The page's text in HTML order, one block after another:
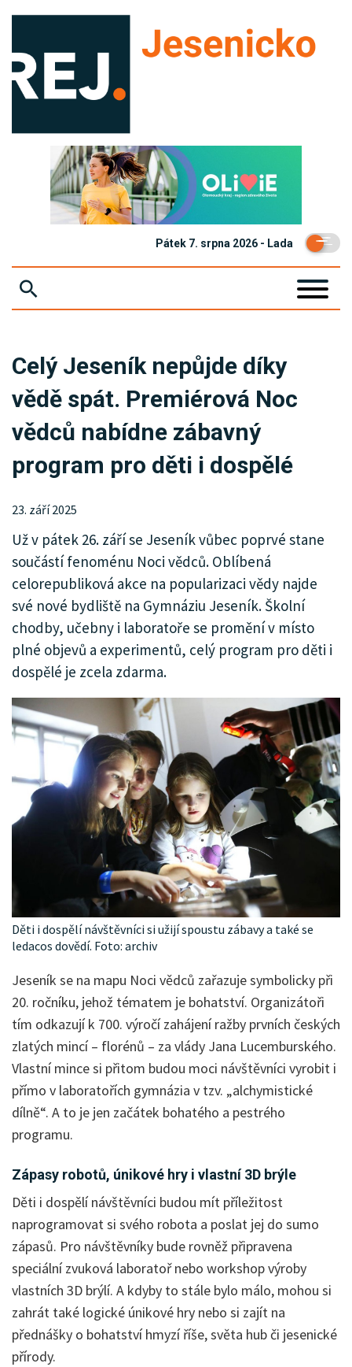
Pátek 7. srpna 2026 - Lada
KRIMI
SPORT
KULTURA
SPOLEČNOST
MENU
INZERCE
Celý Jeseník nepůjde díky
vědě spát. Premiérová Noc
vědců nabídne zábavný
program pro děti i dospělé
23. září 2025
Už v pátek 26. září se Jeseník vůbec poprvé stane
součástí fenoménu Noci vědců. Oblíbená
celorepubliková akce na popularizaci vědy najde
své nové bydliště na Gymnáziu Jeseník. Školní
chodby, učebny i laboratoře se promění v místo
plné objevů a experimentů, celý program pro děti i
dospělé je zcela zdarma.
Děti i dospělí návštěvníci si užijí spoustu zábavy a také se
ledacos dovědí. Foto: archiv
Jeseník se na mapu Noci vědců zařazuje symbolicky při
20. ročníku, jehož tématem je bohatství. Organizátoři
tím odkazují k 700. výročí zahájení ražby prvních českých
zlatých mincí – florénů – za vlády Jana Lucemburského.
Vlastní mince si přitom budou moci návštěvníci vyrobit i
přímo v laboratořích gymnázia v tzv. „alchymistické
dílně“. A to je jen začátek bohatého a pestrého
programu.
Zápasy robotů, únikové hry i vlastní 3D brýle
Děti i dospělí návštěvníci budou mít příležitost
naprogramovat si svého robota a poslat jej do sumo
zápasů. Pro návštěvníky bude rovněž připravena
speciální zvuková laboratoř nebo workshop výroby
vlastních 3D brýlí. A kdyby to stále bylo málo, mohou si
zahrát také logické únikové hry nebo si zajít na
přednášky o bohatství hmyzí říše, světa hub či jesenické
přírody.